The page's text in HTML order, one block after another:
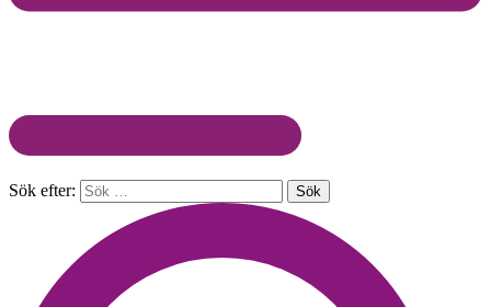
Sök efter: